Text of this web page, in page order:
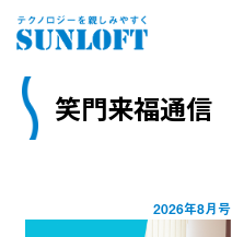
笑門来福通信
2026年8月号